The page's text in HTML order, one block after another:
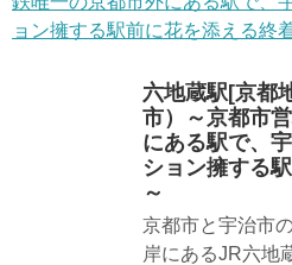
六地蔵駅[京都
市）～京都市
にある駅で、
ション擁する
～
京都市と宇治市
岸にあるJR六地